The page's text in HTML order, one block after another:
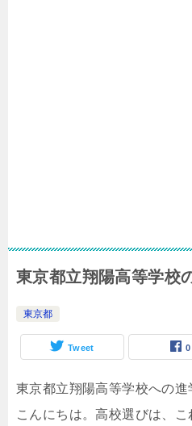
東京都立翔陽高等学校
東京都
Tweet 0
東京都立翔陽高等学校への進
こんにちは。高校選びは、